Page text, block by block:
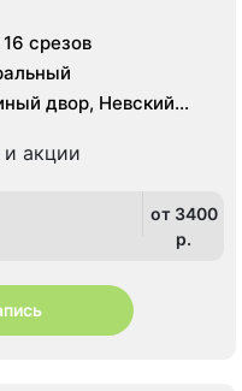
срезов
двор, Невский
и акции
от 3400
p.